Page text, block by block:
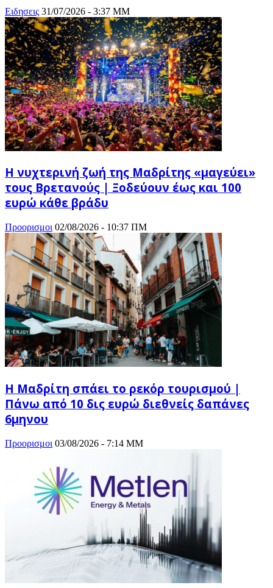
Ειδησεις 31/07/2026 - 3:37 ΜΜ
Η νυχτερινή ζωή της Μαδρίτης «μαγεύει»
τους Βρετανούς | Ξοδεύουν έως και 100
ευρώ κάθε βράδυ
Προορισμοι 02/08/2026 - 10:37 ΠΜ
Η Μαδρίτη σπάει το ρεκόρ τουρισμού |
Πάνω από 10 δις ευρώ διεθνείς δαπάνες
6μηνου
Προορισμοι 03/08/2026 - 7:14 ΜΜ